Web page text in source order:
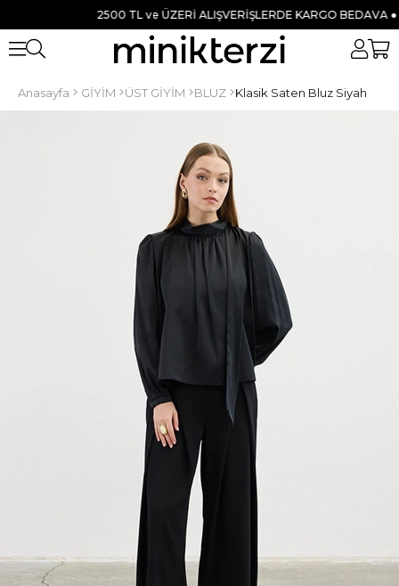
2500 TL ve ÜZERİ ALIŞVERİŞLERDE KARGO BEDAVA ● TÜM
Anasayfa GİYİM ÜST GİYİM BLUZ Klasik Saten Bluz Siyah